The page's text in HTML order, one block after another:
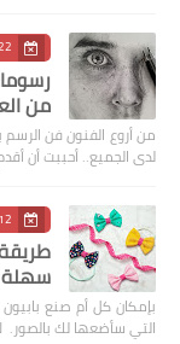
22
من
من أروع الفنون فن
لدى الجميع.. أحببت أن
12 نوفمبر 2017
سهلة
بإمكان كل أم صنع
التي سأضعها لك بالصور.